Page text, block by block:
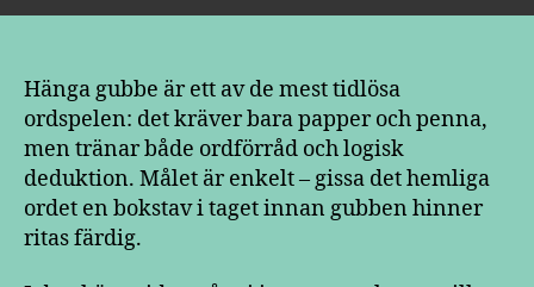
Hänga gubbe är ett av de mest tidlösa
ordspelen: det kräver bara papper och penna,
men tränar både ordförråd och logisk
deduktion. Målet är enkelt – gissa det hemliga
ordet en bokstav i taget innan gubben hinner
ritas färdig.